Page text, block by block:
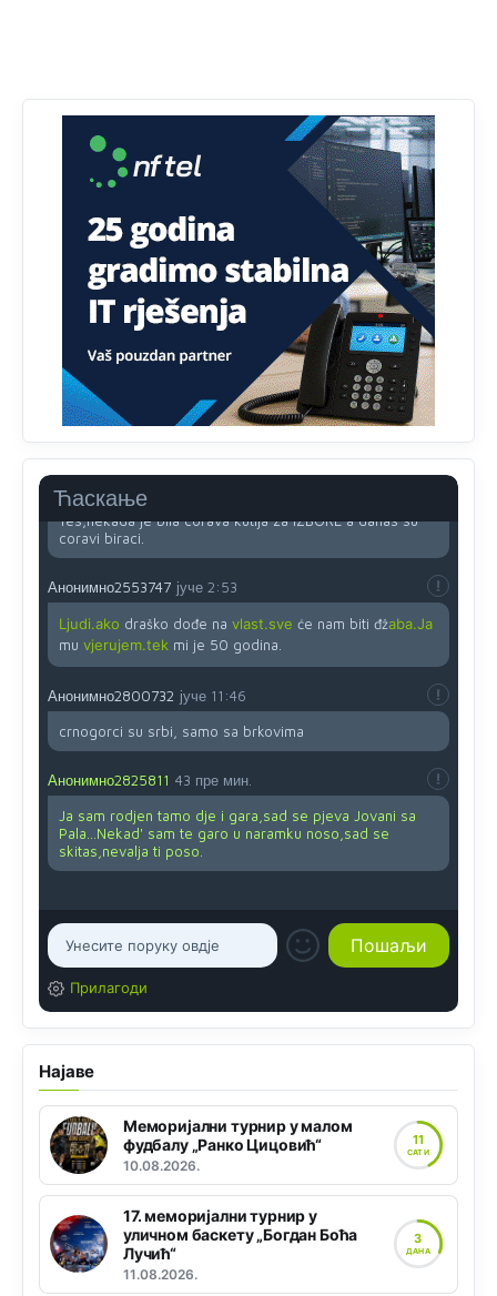
Ћаскање
Najveći dio populacije starije od 65 godina uopšte ne
koristi internet, niti ima pristup računarima
Анонимно2818605 јуче 11:45
Uvođenje pravila da se umjesto dosadašnjeg znaka "X"
(krstića) kružić ispred kandidata mora u potpunosti
obojiti (popuniti) uvedeno je isključivo zbog tehničkih
zahtjeva optičkih skenera.
Анонимно2818605 јуче 11:45
Ovo pravilo jeste unijelo opravdan strah, posebno kada
su u pitanju starije osobe, osobe sa slabijim vidom ili
Yes,nekada je bila corava kutija za IZBORE a danas su
coravi biraci.
Анонимно2553747 јуче 2:53
Ljudi.ako draško dođe na vlast.sve će nam biti đžaba.Ja
mu vjerujem.tek mi je 50 godina.
Анонимно2800732 јуче 11:46
crnogorci su srbi, samo sa brkovima
Анонимно2825811 43 пре мин.
Ja sam rodjen tamo dje i gara,sad se pjeva Jovani sa
Pala...Nekad' sam te garo u naramku noso,sad se
skitas,nevalja ti poso.
Прилагоди
Најаве
Меморијални турнир у малом
фудбалу „Ранко Цицовић“
10.08.2026.
11
САТИ
17. меморијални турнир у
уличном баскету „Богдан Боћа
Лучић“
11.08.2026.
3
ДАНА